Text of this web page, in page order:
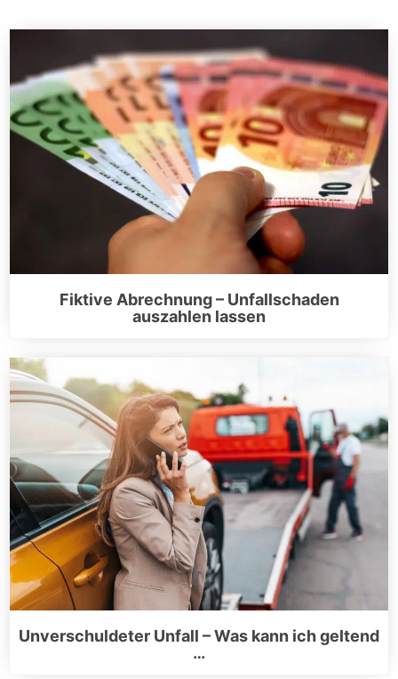
Fiktive Abrechnung – Unfallschaden
auszahlen lassen
Unverschuldeter Unfall – Was kann ich geltend
…